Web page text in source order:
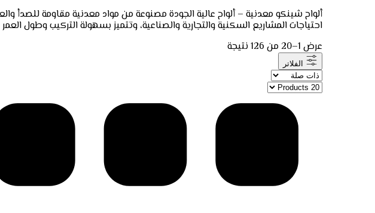
ألواح شينكو معدنية – ألواح عالية الجودة مصنوعة من مواد معدنية مقاومة للصدأ
احتياجات المشاريع السكنية والتجارية والصناعية، وتتميز بسهولة التركيب وطول
عرض 1–20 من 126 نتيجة